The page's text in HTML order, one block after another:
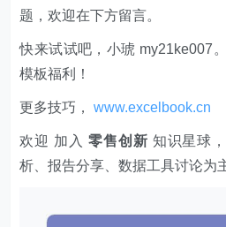
题，欢迎在下方留言。
快来试试吧，小琥 my21ke007
模板福利​​​​！
更多技巧，www.excelbook.cn
欢迎 加入 零售创新 知识星球
析、报告分享、数据工具讨论为